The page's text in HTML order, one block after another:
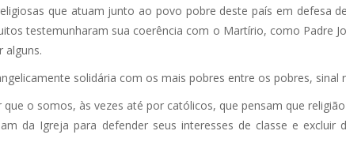
que atuam junto ao povo pobre deste país em defesa
testemunharam sua coerência com o Martírio, como Padre
alguns.
solidária com os mais pobres entre os pobres, sinal
o somos, às vezes até por católicos, que pensam que
da Igreja para defender seus interesses de classe e excluir